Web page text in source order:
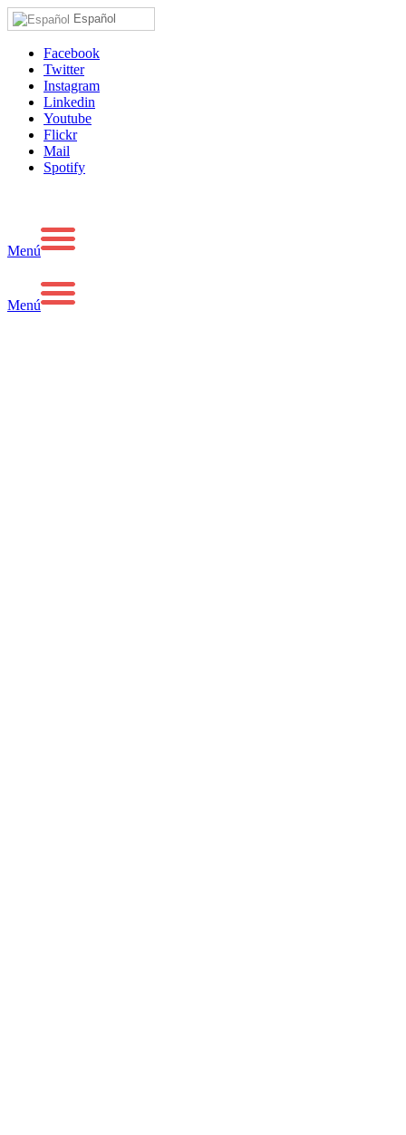
Español
Facebook
Twitter
Instagram
Linkedin
Youtube
Flickr
Mail
Spotify
Menú
Menú